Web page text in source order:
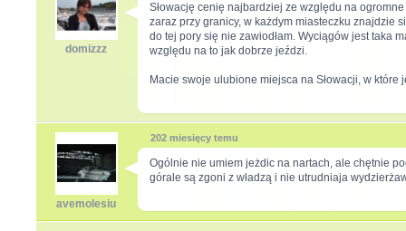
domizzz
Słowację cenię najbardziej ze względu na
zaraz przy granicy, w każdym miasteczku znajdzie
do tej pory się nie zawiodłam. Wyciągów jest taka
względu na to jak dobrze jeździ.
Macie swoje ulubione miejsca na Słowacji, w które
avemolesiu
202 miesięcy temu
Ogólnie nie umiem jeżdic na nartach, ale chętnie
górale są zgoni z władzą i nie utrudniaja